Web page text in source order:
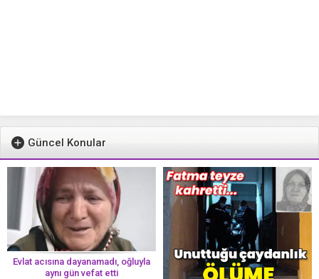
Güncel Konular
Evlat acısına dayanamadı, oğluyla
aynı gün vefat etti